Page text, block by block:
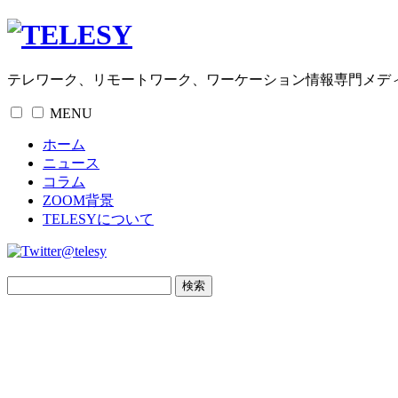
テレワーク、リモートワーク、ワーケーション情報専門メデ
MENU
ホーム
ニュース
コラム
ZOOM背景
TELESYについて
@telesy